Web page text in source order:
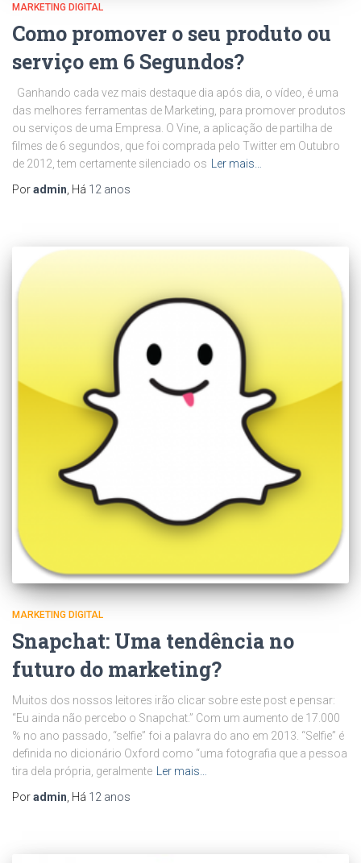
MARKETING DIGITAL
Como promover o seu produto ou
serviço em 6 Segundos?
Ganhando cada vez mais destaque dia após dia, o vídeo, é uma
das melhores ferramentas de Marketing, para promover produtos
ou serviços de uma Empresa. O Vine, a aplicação de partilha de
filmes de 6 segundos, que foi comprada pelo Twitter em Outubro
de 2012, tem certamente silenciado os Ler mais…
Poradmin , Há 12 anos
MARKETING DIGITAL
Snapchat: Uma tendência no
futuro do marketing?
Muitos dos nossos leitores irão clicar sobre este post e pensar:
“Eu ainda não percebo o Snapchat.” Com um aumento de 17.000
% no ano passado, “selfie” foi a palavra do ano em 2013. “Selfie” é
definida no dicionário Oxford como “uma fotografia que a pessoa
tira dela própria, geralmente Ler mais…
Poradmin , Há 12 anos